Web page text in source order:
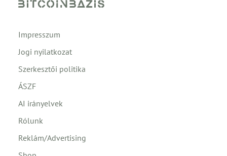
Impresszum
Jogi nyilatkozat
Szerkesztői politika
ÁSZF
AI irányelvek
Rólunk
Reklám/Advertising